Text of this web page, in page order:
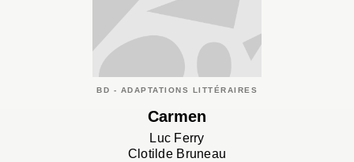
BD - ADAPTATIONS LITTÉRAIRES
Carmen
Luc Ferry
Clotilde Bruneau